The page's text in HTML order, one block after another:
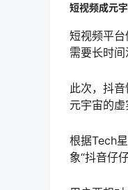
短视频成元
短视频平
需要长时
此次，抖
元宇宙的
根据Tech
象“抖音仔